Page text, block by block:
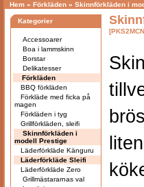
Hem » Förkläden » Skinnförkläden i
Kategorier
Accessoarer
Boa i lammskinn
Borstar
Delikatesser
Förkläden
BBQ förkläden
Förkläde med ficka på
magen
Förkläden i tyg
Grillförkläden, sleifi
Skinnförkläden i
modell Prestige
Läderförkläde Känguru
Läderförkläde Sleifi
Läderförkläde Zero
Grillmästararnas val